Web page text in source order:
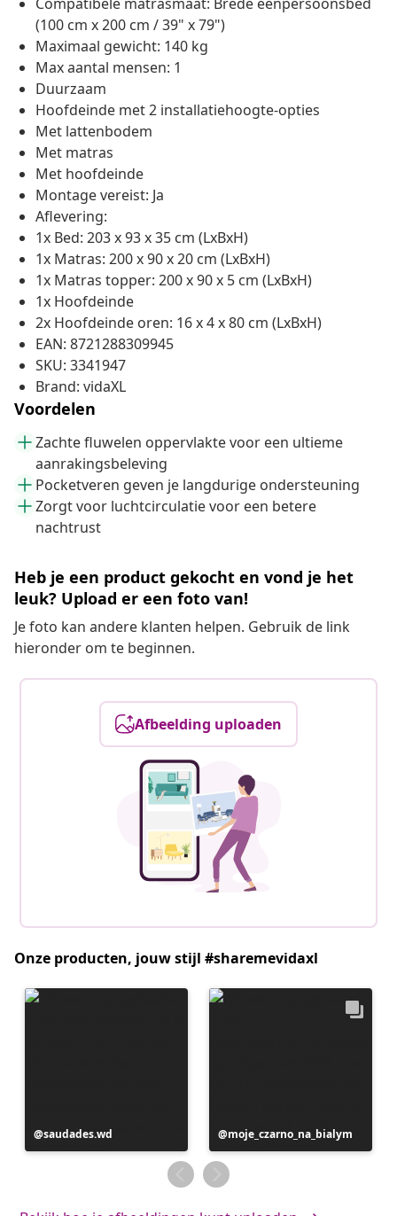
(100 cm x 200 cm / 39" x 79")
Maximaal gewicht: 140 kg
Max aantal mensen: 1
Duurzaam
Hoofdeinde met 2 installatiehoogte-opties
Met lattenbodem
Met matras
Met hoofdeinde
Montage vereist: Ja
Aflevering:
1x Bed: 203 x 93 x 35 cm (LxBxH)
1x Matras: 200 x 90 x 20 cm (LxBxH)
1x Matras topper: 200 x 90 x 5 cm (LxBxH)
1x Hoofdeinde
2x Hoofdeinde oren: 16 x 4 x 80 cm (LxBxH)
EAN: 8721288309945
SKU: 3341947
Brand: vidaXL
Voordelen
Zachte fluwelen oppervlakte voor een ultieme
aanrakingsbeleving
Pocketveren geven je langdurige ondersteuning
Zorgt voor luchtcirculatie voor een betere
nachtrust
Heb je een product gekocht en vond je het
leuk? Upload er een foto van!
Je foto kan andere klanten helpen. Gebruik de link
hieronder om te beginnen.
Afbeelding uploaden
Onze producten, jouw stijl #sharemevidaxl
Bericht
gepubliceerd
saudades.wd
Bericht
gepubliceerd
door
moje_czarno_na_bialym